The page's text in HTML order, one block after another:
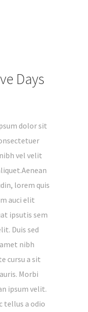
Days
dolor sit
vel velit
lorem quis
auci elit
ipsutis sem
Duis sed
nibh
cursu a sit
Morbi
ipsum velit.
tellus a odio
de
Romane et la
l’endroit idéal
and the
base for a